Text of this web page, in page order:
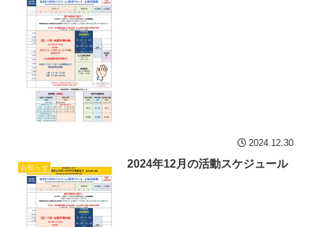
2024.12.30
お知らせ 2024年12月の活動スケジュール